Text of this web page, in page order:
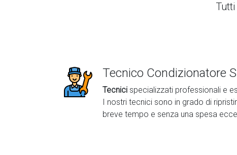
Tecnico Condizionatore
Tecnici specializzati professionali e
I nostri tecnici sono in grado di
breve tempo e senza una spesa